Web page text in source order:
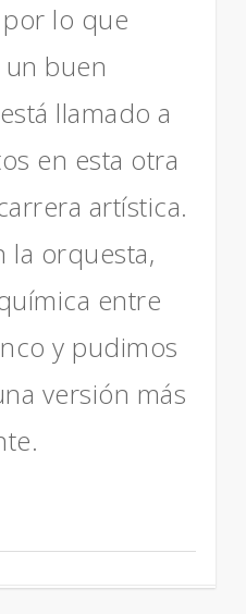
lo que
buen
llamado a
en esta otra
artística.
la orquesta,
entre
y pudimos
versión más